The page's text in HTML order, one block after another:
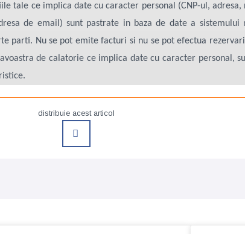
tale ce implica date cu caracter personal (CNP-ul,
de email) sunt pastrate in baza de date a
parti. Nu se pot emite facturi si nu se pot efectua
de calatorie ce implica date cu caracter personal,
distribuie acest articol